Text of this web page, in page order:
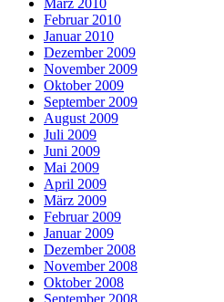
Februar 2010
Januar 2010
Dezember 2009
November 2009
Oktober 2009
September 2009
August 2009
Juli 2009
Juni 2009
Mai 2009
April 2009
März 2009
Februar 2009
Januar 2009
Dezember 2008
November 2008
Oktober 2008
September 2008